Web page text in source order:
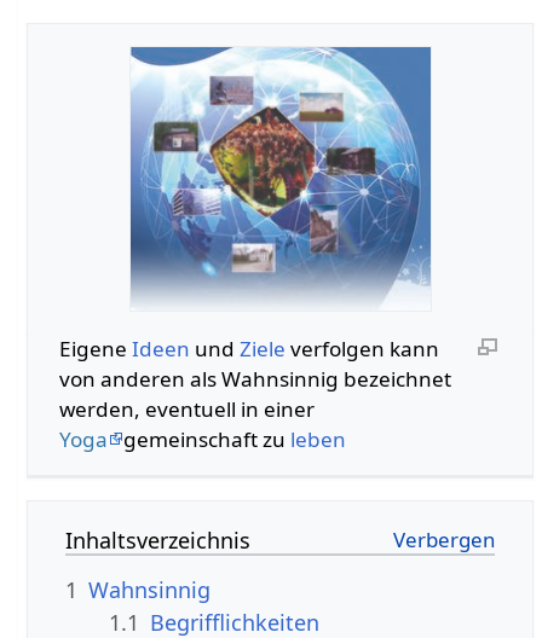
Eigene Ideen und Ziele verfolgen kann
von anderen als Wahnsinnig bezeichnet
werden, eventuell in einer
Yoga
gemeinschaft zu leben
Inhaltsverzeichnis
1 Wahnsinnig
1.1 Begrifflichkeiten